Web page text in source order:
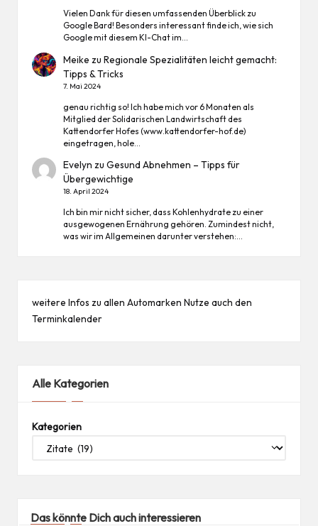
Vielen Dank für diesen umfassenden Überblick zu
Google Bard! Besonders interessant finde ich, wie sich
Google mit diesem KI-Chat im…
Meike zuRegionale Spezialitäten leicht gemacht:
Tipps & Tricks
7. Mai 2024
genau richtig so! Ich habe mich vor 6 Monaten als
Mitglied der Solidarischen Landwirtschaft des
Kattendorfer Hofes (www.kattendorfer-hof.de)
eingetragen, hole…
Evelyn zuGesund Abnehmen – Tipps für
Übergewichtige
18. April 2024
Ich bin mir nicht sicher, dass Kohlenhydrate zu einer
ausgewogenen Ernährung gehören. Zumindest nicht,
was wir im Allgemeinen darunter verstehen:…
weitere Infos zu allen Automarken Nutze auch den
Terminkalender
Alle Kategorien
Kategorien
Das könnte Dich auch interessieren